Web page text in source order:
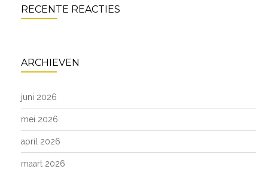
RECENTE REACTIES
ARCHIEVEN
juni 2026
mei 2026
april 2026
maart 2026